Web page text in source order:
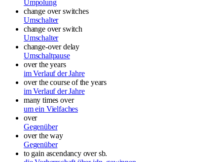
Umpolung
change over switches
Umschalter
change over switch
Umschalter
change-over delay
Umschaltpause
over the years
im Verlauf der Jahre
over the course of the years
im Verlauf der Jahre
many times over
um ein Vielfaches
over
Gegenüber
over the way
Gegenüber
to gain ascendancy over sb.